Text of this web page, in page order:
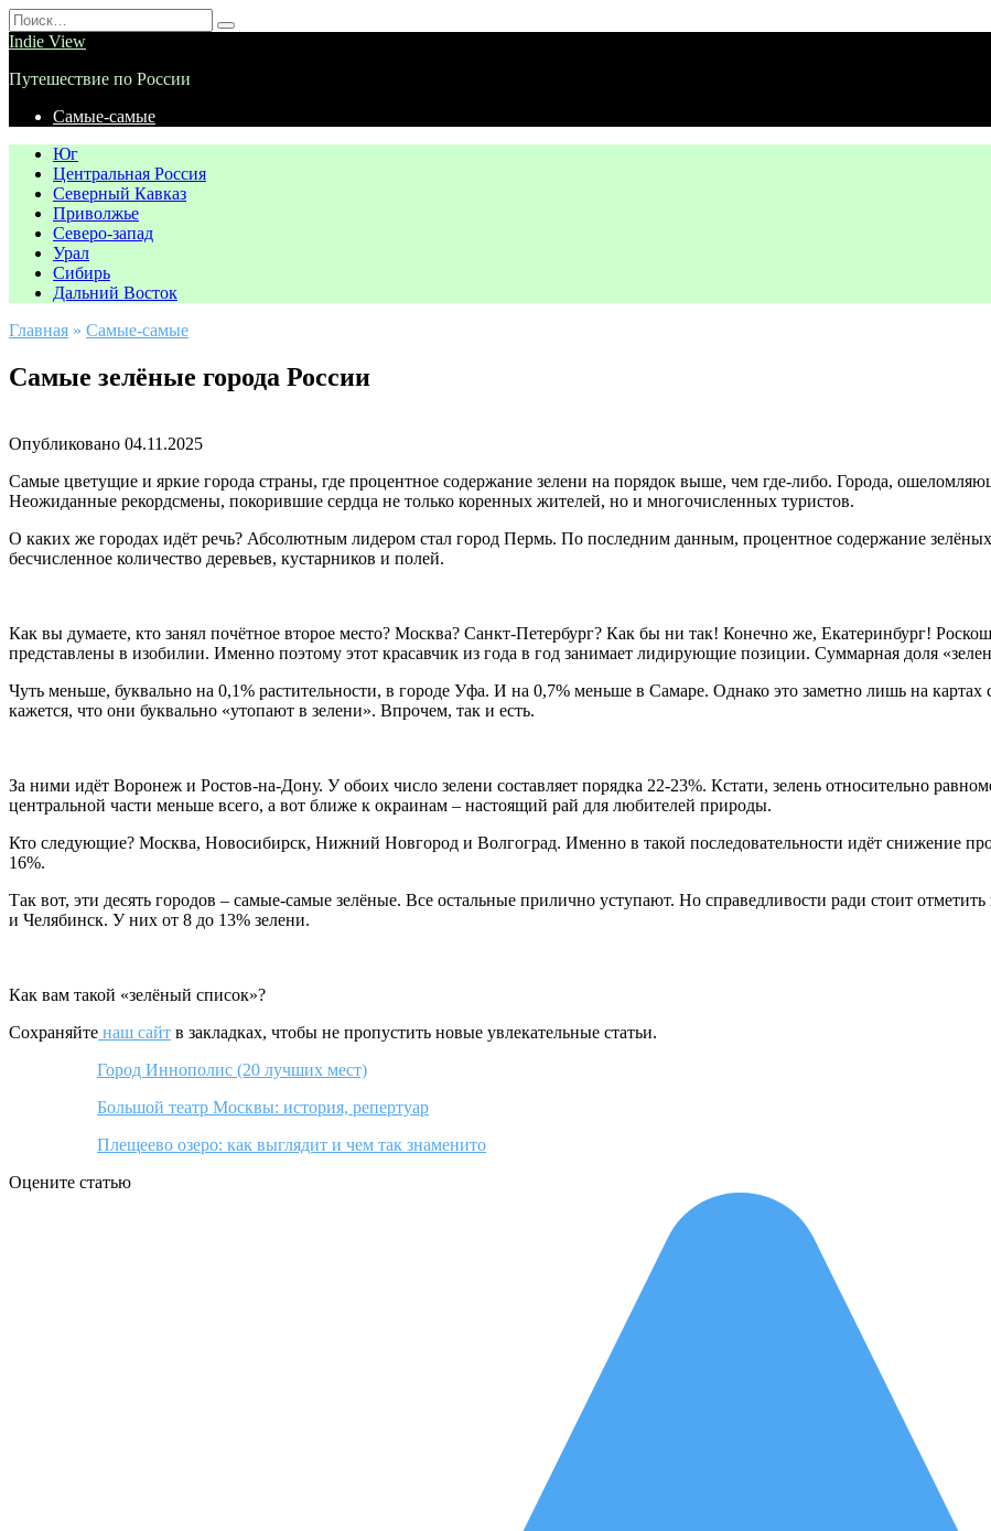
Перейти
к
Search
for:
Indie View
Путешествие по России
Самые-самые
Юг
Центральная Россия
Северный Кавказ
Приволжье
Северо-запад
Урал
Сибирь
Дальний Восток
Главная » Самые-самые
Самые зелёные города России
Опубликовано 04.11.2025
Самые цветущие и яркие города страны, где процентное содержание зелени на порядок выше, чем где-либо. Города,
Неожиданные рекордсмены, покорившие сердца не только коренных жителей, но и многочисленных туристов.
О каких же городах идёт речь? Абсолютным лидером стал город Пермь. По последним данным, процентное содержание
бесчисленное количество деревьев, кустарников и полей.
Как вы думаете, кто занял почётное второе место? Москва? Санкт-Петербург? Как бы ни так! Конечно же, Екатеринбург!
представлены в изобилии. Именно поэтому этот красавчик из года в год занимает лидирующие позиции. Суммарная доля
Чуть меньше, буквально на 0,1% растительности, в городе Уфа. И на 0,7% меньше в Самаре. Однако это заметно лишь на
кажется, что они буквально «утопают в зелени». Впрочем, так и есть.
За ними идёт Воронеж и Ростов-на-Дону. У обоих число зелени составляет порядка 22-23%. Кстати, зелень относительно
центральной части меньше всего, а вот ближе к окраинам – настоящий рай для любителей природы.
Кто следующие? Москва, Новосибирск, Нижний Новгород и Волгоград. Именно в такой последовательности идёт снижение
16%.
Так вот, эти десять городов – самые-самые зелёные. Все остальные прилично уступают. Но справедливости ради стоит
и Челябинск. У них от 8 до 13% зелени.
Как вам такой «зелёный список»?
Сохраняйте наш сайт в закладках, чтобы не пропустить новые увлекательные статьи.
Город Иннополис (20 лучших мест)
Большой театр Москвы: история, репертуар
Плещеево озеро: как выглядит и чем так знаменито
Оцените статью